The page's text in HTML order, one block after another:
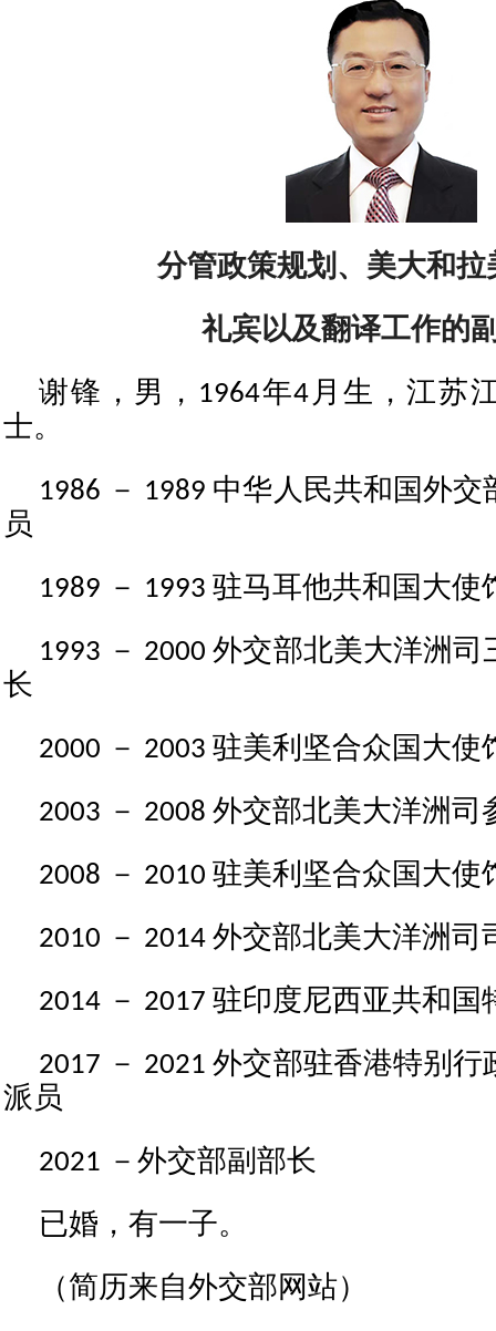
分管政策规划、美大和拉
礼宾以及翻译工作的
谢锋，男，1964年4月生，江苏
士。
1986 － 1989 中华人民共和国外
员
1989 － 1993 驻马耳他共和国大使
1993 － 2000 外交部北美大洋洲
长
2000 － 2003 驻美利坚合众国大使
2003 － 2008 外交部北美大洋洲司
2008 － 2010 驻美利坚合众国大使
2010 － 2014 外交部北美大洋洲司
2014 － 2017 驻印度尼西亚共和国
2017 － 2021 外交部驻香港特别
派员
2021 －外交部副部长
已婚，有一子。
（简历来自外交部网站）